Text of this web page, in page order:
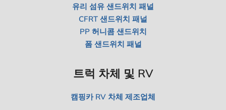
유리 섬유 샌드위치 패널
CFRT 샌드위치 패널
PP 허니콤 샌드위치
폼 샌드위치 패널
트럭 차체 및 RV
캠핑카 RV 차체 제조업체